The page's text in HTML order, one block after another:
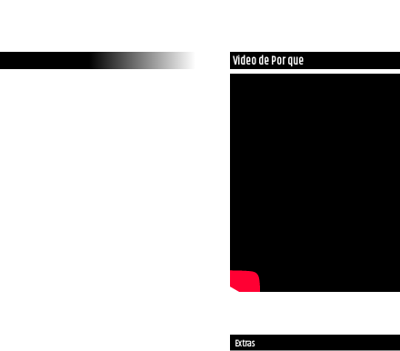
Video de Por que
Extras